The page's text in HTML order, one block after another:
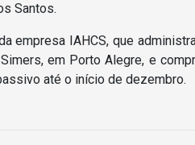
Santos.
empresa IAHCS, que
em Porto Alegre, e
até o início de dezembro.